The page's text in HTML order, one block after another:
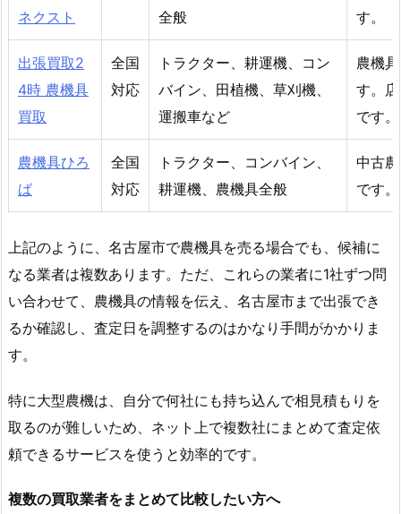
ネクスト
全般
す。
出張買取2
4時 農機具
買取
全国
対応
トラクター、耕運機、コン
バイン、田植機、草刈機、
運搬車など
農機
す。
です。
農機具ひろ
ば
全国
対応
トラクター、コンバイン、
耕運機、農機具全般
中古
です
上記のように、名古屋市で農機具を売る場合でも、候補に
なる業者は複数あります。ただ、これらの業者に1社ずつ問
い合わせて、農機具の情報を伝え、名古屋市まで出張でき
るか確認し、査定日を調整するのはかなり手間がかかりま
す。
特に大型農機は、自分で何社にも持ち込んで相見積もりを
取るのが難しいため、ネット上で複数社にまとめて査定依
頼できるサービスを使うと効率的です。
複数の買取業者をまとめて比較したい方へ